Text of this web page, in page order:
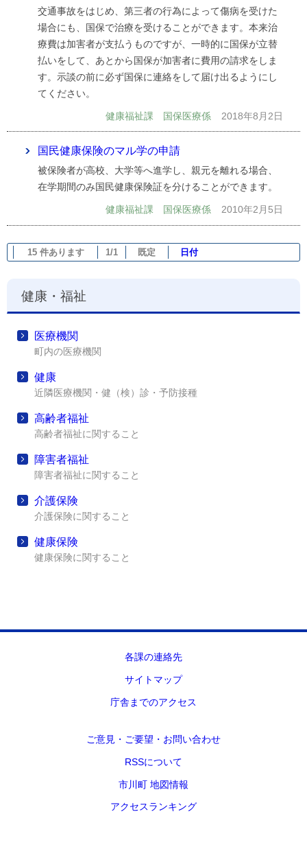
交通事故をはじめ、第三者の行為によって傷病を受けた
場合にも、国保で治療を受けることができます。本来治
療費は加害者が支払うものですが、一時的に国保が立替
払いをして、あとから国保が加害者に費用の請求をしま
す。示談の前に必ず国保に連絡をして届け出るようにし
てください。
健康福祉課 国保医療係 2018年8月2日
国民健康保険のマル学の申請
被保険者が高校、大学等へ進学し、親元を離れる場合、
在学期間のみ国民健康保険証を分けることができます。
健康福祉課 国保医療係 2010年2月5日
15 件あります 1/1 既定 日付
健康・福祉
医療機関
町内の医療機関
健康
近隣医療機関・健（検）診・予防接種
高齢者福祉
高齢者福祉に関すること
障害者福祉
障害者福祉に関すること
介護保険
介護保険に関すること
健康保険
健康保険に関すること
各課の連絡先
サイトマップ
庁舎までのアクセス
ご意見・ご要望・お問い合わせ
RSSについて
市川町 地図情報
アクセスランキング